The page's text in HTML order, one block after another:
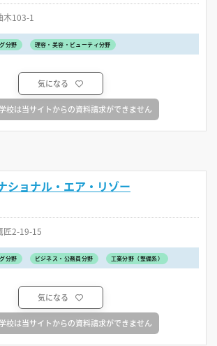
木103-1
分野 理容・美容・ビューティ分野
気になる
校は当サイトからの資料請求ができません
ショナル・エア・リゾー
匠2-19-15
分野 ビジネス・公務員分野 工業分野（整備系）
気になる
校は当サイトからの資料請求ができません